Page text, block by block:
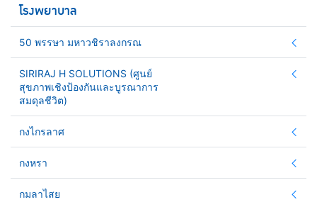
โรงพยาบาล
50 พรรษา มหาวชิราลงกรณ
SIRIRAJ H SOLUTIONS (ศูนย์
สุขภาพเชิงป้องกันและบูรณาการ
สมดุลชีวิต)
กงไกรลาศ
กงหรา
กมลาไสย